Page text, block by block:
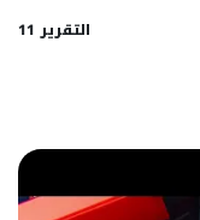
التقرير 11